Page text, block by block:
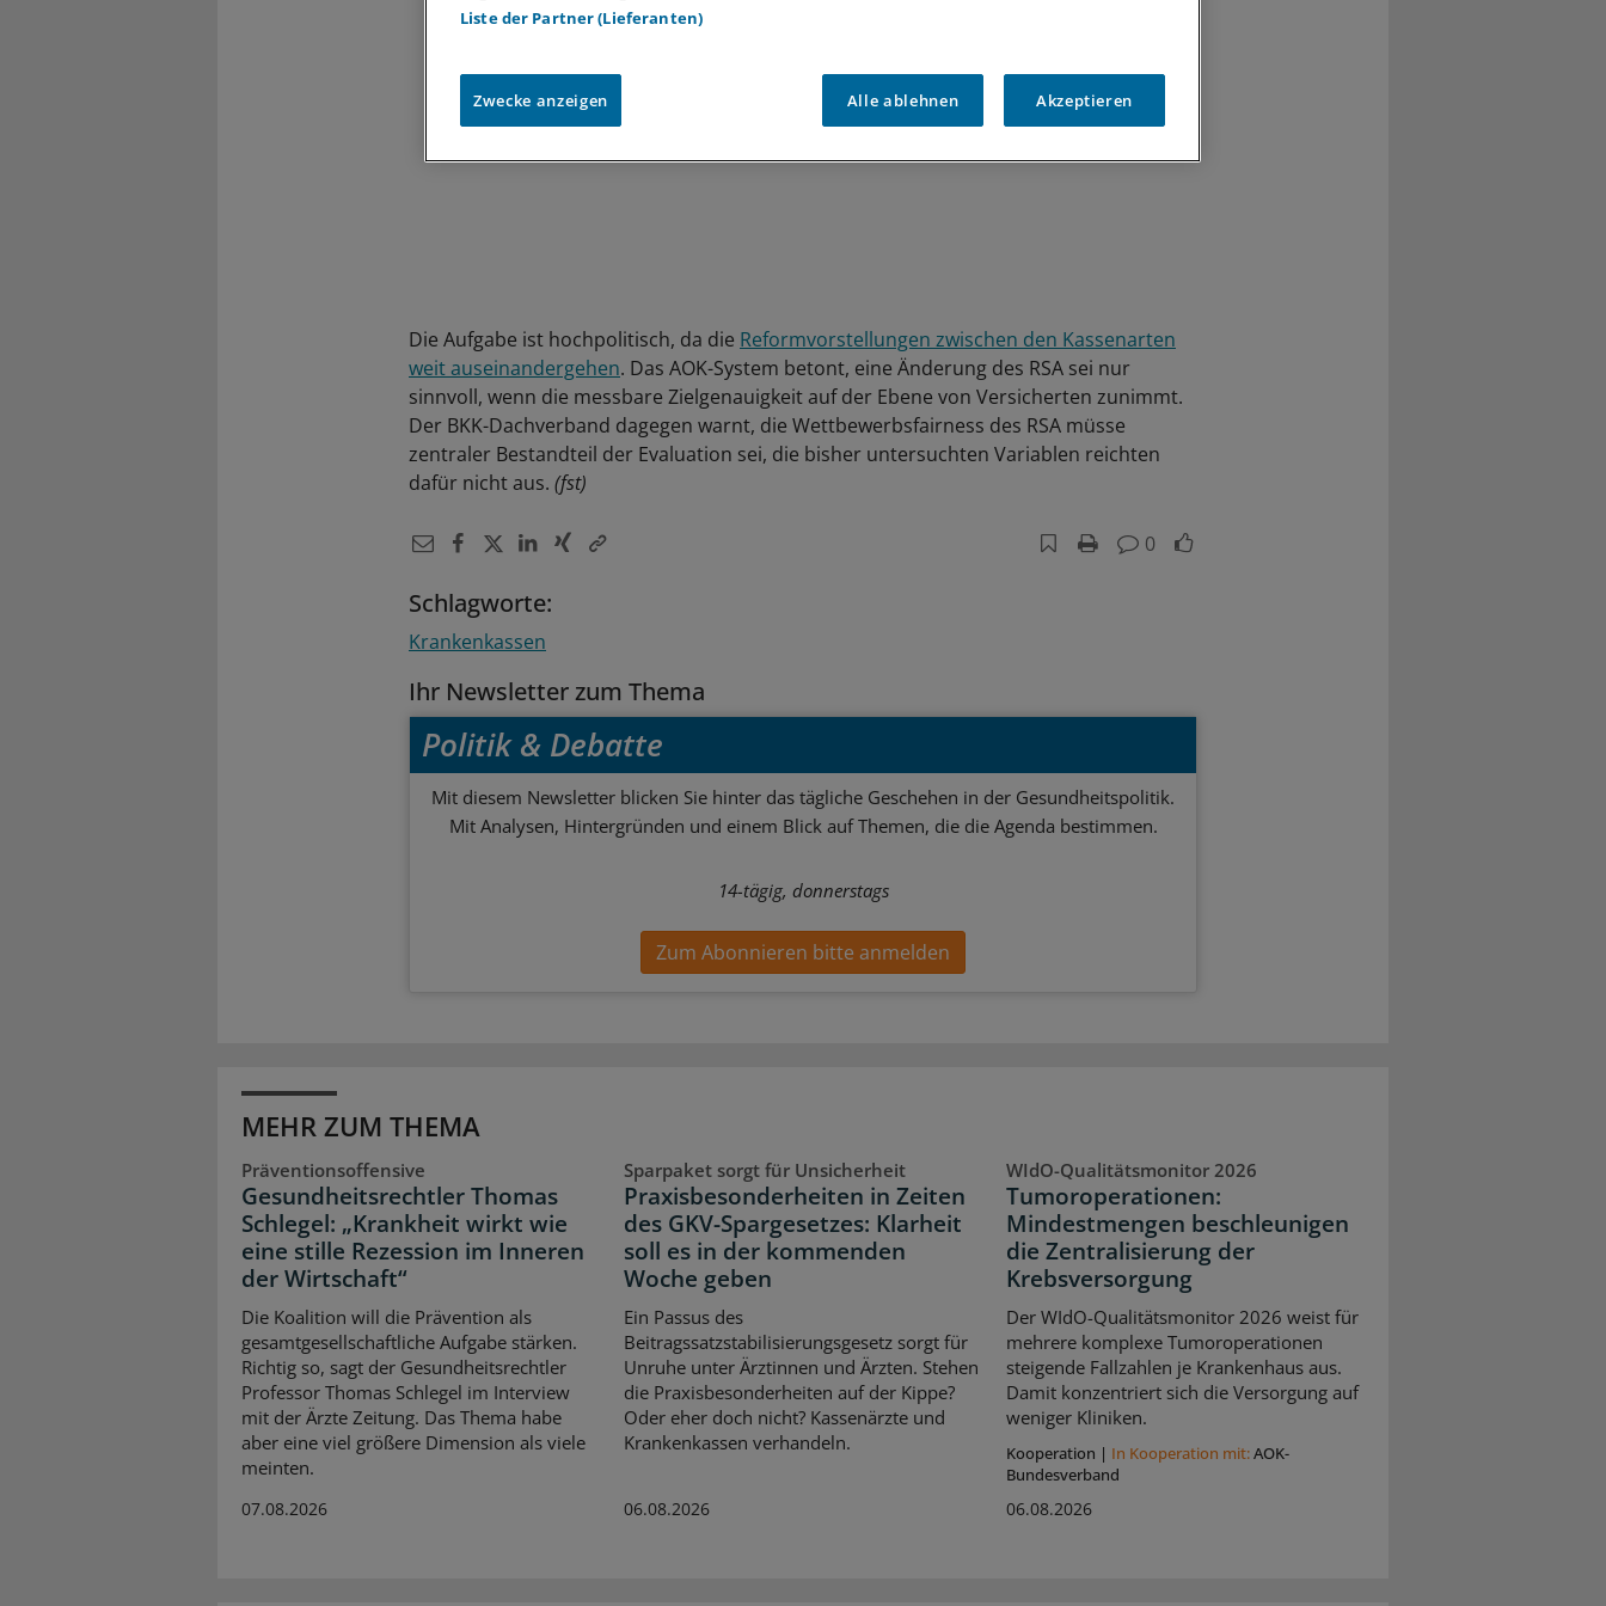
Die Aufgabe ist hochpolitisch, da die Reformvorstellungen zwischen den Kassenarten
weit auseinandergehen. Das AOK-System betont, eine Änderung des RSA sei nur
sinnvoll, wenn die messbare Zielgenauigkeit auf der Ebene von Versicherten zunimmt.
Der BKK-Dachverband dagegen warnt, die Wettbewerbsfairness des RSA müsse
zentraler Bestandteil der Evaluation sei, die bisher untersuchten Variablen reichten
dafür nicht aus. (fst)
0
Schlagworte:
Krankenkassen
Ihr Newsletter zum Thema
Politik & Debatte
Mit diesem Newsletter blicken Sie hinter das tägliche Geschehen in der Gesundheitspolitik.
Mit Analysen, Hintergründen und einem Blick auf Themen, die die Agenda bestimmen.
14-tägig, donnerstags
Zum Abonnieren bitte anmelden
MEHR ZUM THEMA
Präventionsoffensive
Gesundheitsrechtler Thomas
Schlegel: „Krankheit wirkt wie
eine stille Rezession im Inneren
der Wirtschaft“
Die Koalition will die Prävention als
gesamtgesellschaftliche Aufgabe stärken.
Richtig so, sagt der Gesundheitsrechtler
Professor Thomas Schlegel im Interview
mit der Ärzte Zeitung. Das Thema habe
aber eine viel größere Dimension als viele
meinten.
07.08.2026
Sparpaket sorgt für Unsicherheit
Praxisbesonderheiten in Zeiten
des GKV-Spargesetzes: Klarheit
soll es in der kommenden
Woche geben
Ein Passus des
Beitragssatzstabilisierungsgesetz sorgt für
Unruhe unter Ärztinnen und Ärzten. Stehen
die Praxisbesonderheiten auf der Kippe?
Oder eher doch nicht? Kassenärzte und
Krankenkassen verhandeln.
06.08.2026
WIdO-Qualitätsmonitor 2026
Tumoroperationen:
Mindestmengen beschleunigen
die Zentralisierung der
Krebsversorgung
Der WIdO-Qualitätsmonitor 2026 weist für
mehrere komplexe Tumoroperationen
steigende Fallzahlen je Krankenhaus aus.
Damit konzentriert sich die Versorgung auf
weniger Kliniken.
Kooperation | In Kooperation mit:AOK-
Bundesverband
06.08.2026
Liste der Partner (Lieferanten)
Zwecke anzeigen Alle ablehnen Akzeptieren